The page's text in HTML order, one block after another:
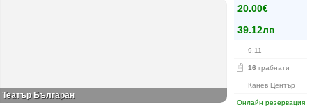
20.00€
39.12лв
9.11
16 грабнати
Канев Център
Онлайн резервация
Театър Българан